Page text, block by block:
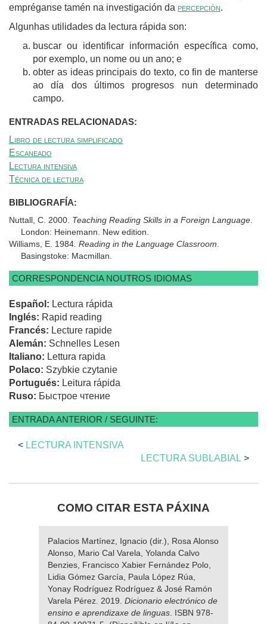
empréganse tamén na investigación da percepción.
Algunhas utilidades da lectura rápida son:
buscar ou identificar información específica como,
por exemplo, un nome ou un ano; e
obter as ideas principais do texto, co fin de manterse
ao día dos últimos progresos nun determinado
campo.
ENTRADAS RELACIONADAS:
Libro de lectura simplificado
Escaneado
Lectura intensiva
Técnica de lectura
BIBLIOGRAFÍA:
Nuttall, C. 2000. Teaching Reading Skills in a Foreign Language
London: Heinemann. New edition.
Williams, E. 1984 . Reading in the Language Classroom
Basingstoke: Macmillan.
CORRESPONDENCIA NOUTROS IDIOMAS
Español: Lectura rápida
Inglés: Rapid reading
Francés: Lecture rapide
Alemán: Schnelles Lesen
Italiano: Lettura rapida
Polaco: Szybkie czytanie
Portugués: Leitura rápida
Ruso: Быстрое чтение
ENTRADA ANTERIOR / SEGUINTE:
< LECTURA INTENSIVA
LECTURA SUBLABIAL >
COMO CITAR ESTA PÁXINA
Palacios Martínez, Ignacio (dir.), Rosa Alonso
Alonso, Mario Cal Varela, Yolanda Calvo
Benzies, Francisco Xabier Fernández Polo,
Lidia Gómez García, Paula López Rúa,
Yonay Rodríguez Rodríguez & José Ramón
Varela Pérez. 2019. Dicionario electrónico de
ensino e aprendizaxe de linguas . ISBN 978-